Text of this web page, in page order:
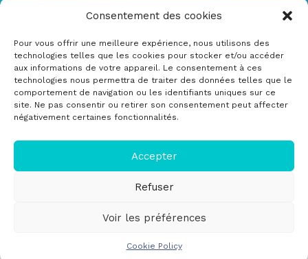
Consentement des cookies
Pour vous offrir une meilleure expérience, nous utilisons des
technologies telles que les cookies pour stocker et/ou accéder
aux informations de votre appareil. Le consentement à ces
technologies nous permettra de traiter des données telles que le
comportement de navigation ou les identifiants uniques sur ce
site. Ne pas consentir ou retirer son consentement peut affecter
négativement certaines fonctionnalités.
Accepter
Refuser
Voir les préférences
Cookie Policy
© CRDM Developpements 2022
Soumettre un bug ou une amélioration